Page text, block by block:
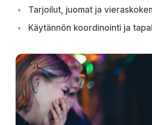
Tarjoilut, juomat ja
Käytännön koordinointi ja